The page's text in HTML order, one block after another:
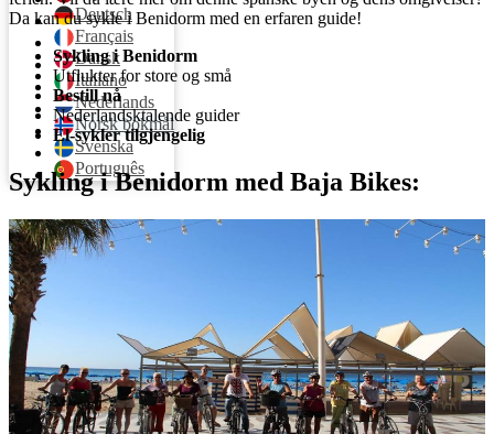
Deutsch
Français
Dansk
Italiano
Nederlands
Norsk bokmål
Svenska
Português
Da kan du sykle i Benidorm med en erfaren guide!
Sykling i Benidorm
Utflukter for store og små
Bestill nå
Nederlandsktalende guider
El-sykler tilgjengelig
Sykling i Benidorm med Baja Bikes: